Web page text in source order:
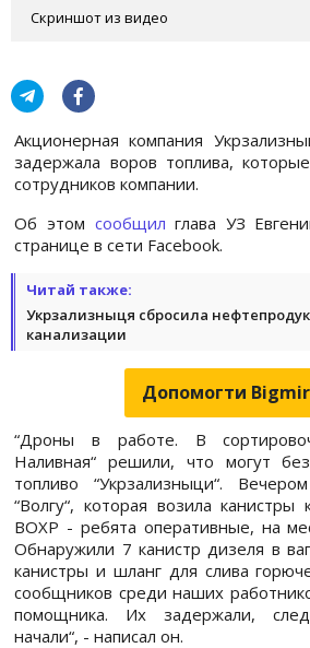
Скриншот из видео
Акционерная компания
задержала воров топлива,
сотрудников компании.
Об этом сообщилглава УЗ
странице в сети Facebook.
Читай также:
Укрзализныця сбросила
канализации
Допомогти
“Дроны в работе. В
Наливная“ решили, что могут
топливо “Укрзализныци“.
“Волгу“, которая возила
ВОХР - ребята оперативные, на
Обнаружили 7 канистр дизеля в
канистры и шланг для слива
сообщников среди наших
помощника. Их задержали,
начали“, - написал он.